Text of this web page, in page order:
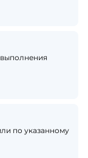
по указанному